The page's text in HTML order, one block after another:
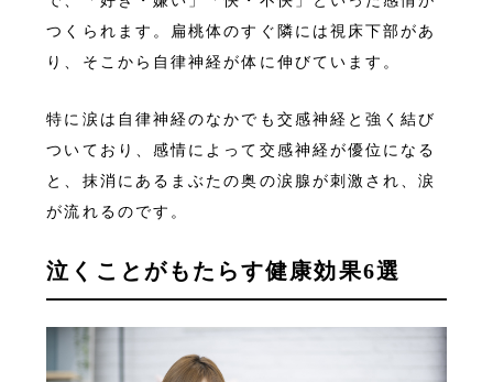
つくられます。扁桃体のすぐ隣には視床下部があ
り、そこから自律神経が体に伸びています。
特に涙は自律神経のなかでも交感神経と強く結び
ついており、感情によって交感神経が優位になる
と、抹消にあるまぶたの奥の涙腺が刺激され、涙
が流れるのです。
泣くことがもたらす健康効果6選